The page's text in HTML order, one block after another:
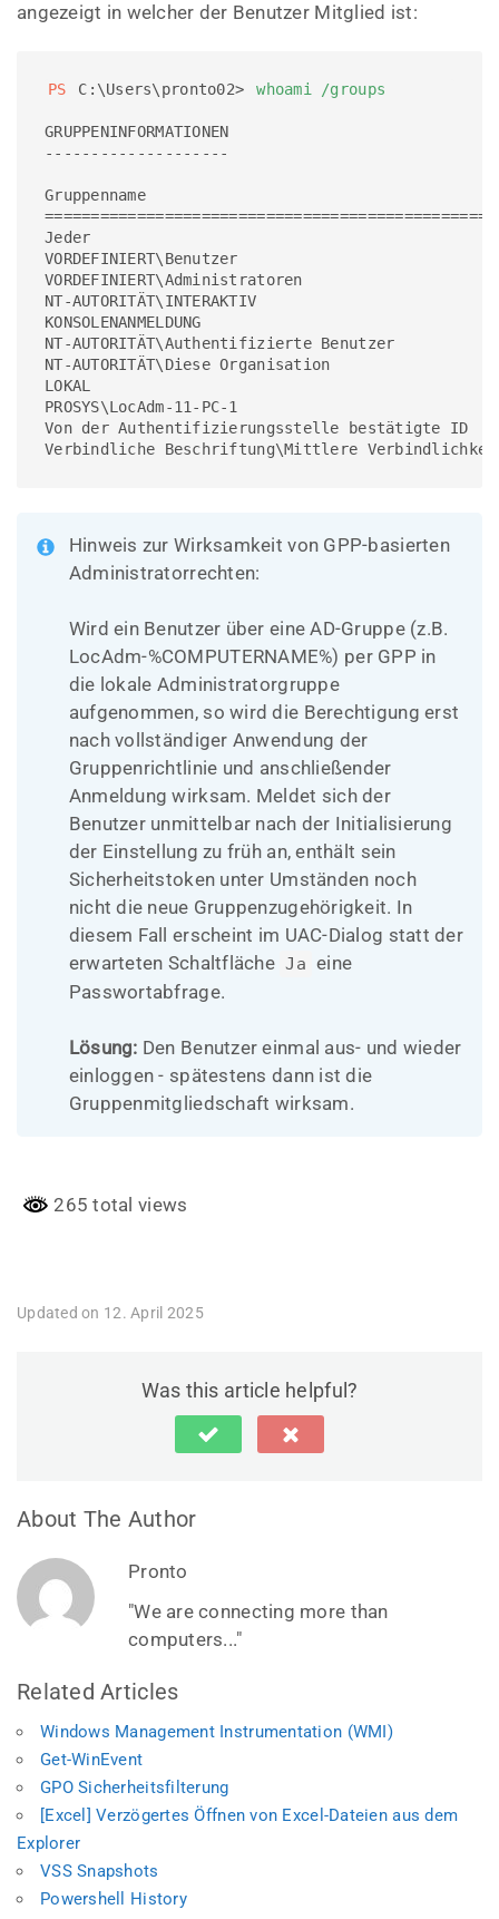
angezeigt in welcher der Benutzer Mitglied ist:
PS C:\Users\pronto02> whoami /groups
GRUPPENINFORMATIONEN
--------------------
Gruppenname
Jeder
VORDEFINIERT\Benutzer
VORDEFINIERT\Administratoren
NT-AUTORITÄT\INTERAKTIV
KONSOLENANMELDUNG
NT-AUTORITÄT\Authentifizierte Benutzer
NT-AUTORITÄT\Diese Organisation
LOKAL
PROSYS\LocAdm-11-PC-1
Von der Authentifizierungsstelle bestätigte
Verbindliche Beschriftung\Mittlere
Hinweis zur Wirksamkeit von GPP-basierten
Administratorrechten:
Wird ein Benutzer über eine AD-Gruppe (z.B.
LocAdm-%COMPUTERNAME%) per GPP in
die lokale Administratorgruppe
aufgenommen, so wird die Berechtigung erst
nach vollständiger Anwendung der
Gruppenrichtlinie und anschließender
Anmeldung wirksam. Meldet sich der
Benutzer unmittelbar nach der Initialisierung
der Einstellung zu früh an, enthält sein
Sicherheitstoken unter Umständen noch
nicht die neue Gruppenzugehörigkeit. In
diesem Fall erscheint im UAC-Dialog statt der
erwarteten Schaltfläche Ja eine
Passwortabfrage.
Lösung: Den Benutzer einmal aus- und wieder
einloggen - spätestens dann ist die
Gruppenmitgliedschaft wirksam.
265 total views
Updated on 12. April 2025
Was this article helpful?
About The Author
Pronto
"We are connecting more than
computers..."
Related Articles
Windows Management Instrumentation (WMI)
Get-WinEvent
GPO Sicherheitsfilterung
[Excel] Verzögertes Öffnen von Excel-Dateien aus dem
Explorer
VSS Snapshots
Powershell History